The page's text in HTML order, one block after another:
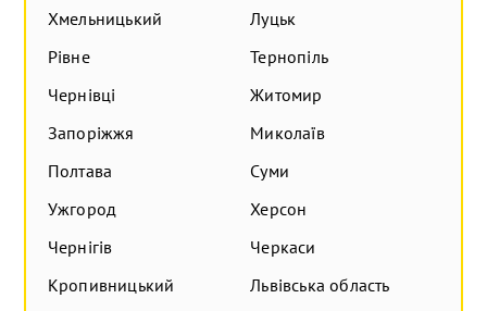
Хмельницький
Луцьк
Рівне
Тернопіль
Чернівці
Житомир
Запоріжжя
Миколаїв
Полтава
Суми
Ужгород
Херсон
Чернігів
Черкаси
Кропивницький
Львівська область